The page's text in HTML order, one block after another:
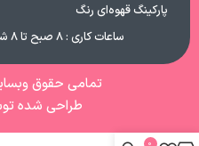
پارکینگ قهوه‌ای رنگ
ساعات کاری : ۸ صبح تا ۸ شب
تمامی حقوق
طراحی شده
0